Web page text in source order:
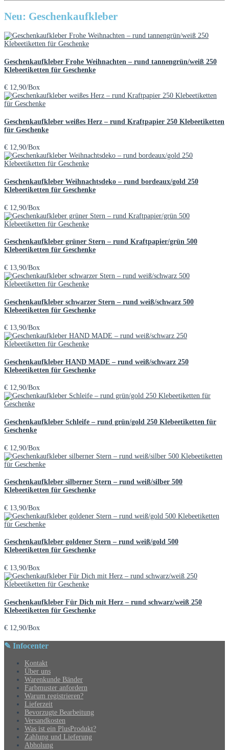
Neu: Geschenkaufkleber
Geschenkaufkleber Frohe Weihnachten – rund tannengrün/weiß 250
Klebeetiketten für Geschenke
€ 12,90/Box
Geschenkaufkleber weißes Herz – rund Kraftpapier 250 Klebeetiketten
für Geschenke
€ 12,90/Box
Geschenkaufkleber Weihnachtsdeko – rund bordeaux/gold 250
Klebeetiketten für Geschenke
€ 12,90/Box
Geschenkaufkleber grüner Stern – rund Kraftpapier/grün 500
Klebeetiketten für Geschenke
€ 13,90/Box
Geschenkaufkleber schwarzer Stern – rund weiß/schwarz 500
Klebeetiketten für Geschenke
€ 13,90/Box
Geschenkaufkleber HAND MADE – rund weiß/schwarz 250
Klebeetiketten für Geschenke
€ 12,90/Box
Geschenkaufkleber Schleife – rund grün/gold 250 Klebeetiketten für
Geschenke
€ 12,90/Box
Geschenkaufkleber silberner Stern – rund weiß/silber 500
Klebeetiketten für Geschenke
€ 13,90/Box
Geschenkaufkleber goldener Stern – rund weiß/gold 500
Klebeetiketten für Geschenke
€ 13,90/Box
Geschenkaufkleber Für Dich mit Herz – rund schwarz/weiß 250
Klebeetiketten für Geschenke
€ 12,90/Box
✎ Infocenter
Kontakt
Über uns
Warenkunde Bänder
Farbmuster anfordern
Warum registrieren?
Lieferzeit
Bevorzugte Bearbeitung
Versandkosten
Was ist ein PlusProdukt?
Zahlung und Lieferung
Abholung